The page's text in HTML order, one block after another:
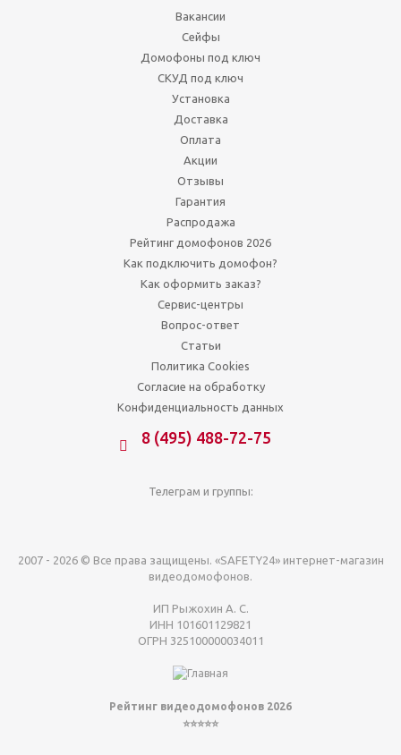
Вакансии
Сейфы
Домофоны под ключ
СКУД под ключ
Установка
Доставка
Оплата
Акции
Отзывы
Гарантия
Распродажа
Рейтинг домофонов 2026
Как подключить домофон?
Как оформить заказ?
Сервис-центры
Вопрос-ответ
Статьи
Политика Cookies
Согласие на обработку
Конфиденциальность данных
8 (495) 488-72-75
Телеграм и группы:
2007 - 2026 © Все права защищены. «SAFETY24» интернет-магазин
видеодомофонов.
ИП Рыжохин А. С.
ИНН 101601129821
ОГРН 325100000034011
Рейтинг видеодомофонов 2026
⭐⭐⭐⭐⭐